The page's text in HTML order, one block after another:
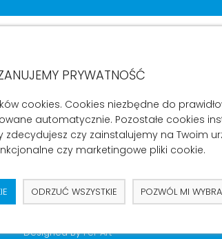
Ministra Zdrowia.
ustawy o zmianie ustawy o sposobie
leczniczych. Streszczone stanowisko
Designed ByFer Art
PRYWATNOŚĆ
cookies. Cookies niezbędne do
automatycznie. Pozostałe cookies
zdecydujesz czy zainstalujemy na Twoim
czy marketingowe pliki cookie.
ODRZUĆ WSZYSTKIE POZWÓL MI